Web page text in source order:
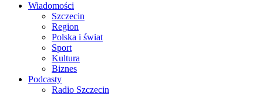
Wiadomości
Szczecin
Region
Polska i świat
Sport
Kultura
Biznes
Podcasty
Radio Szczecin